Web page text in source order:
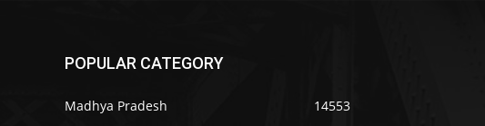
POPULAR CATEGORY
Madhya Pradesh
14553